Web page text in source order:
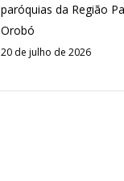
paróquias da Região
Orobó
20 de julho de 2026